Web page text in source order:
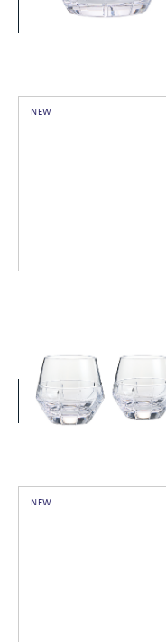
詳細を見る
NEW
￥33,000 (税込)
詳細を見る
NEW